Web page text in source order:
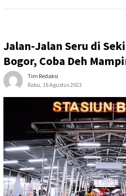
Jalan-Jalan Seru di
Bogor, Coba Deh
Tim Redaksi
Rabu, 16 Agustus 2023